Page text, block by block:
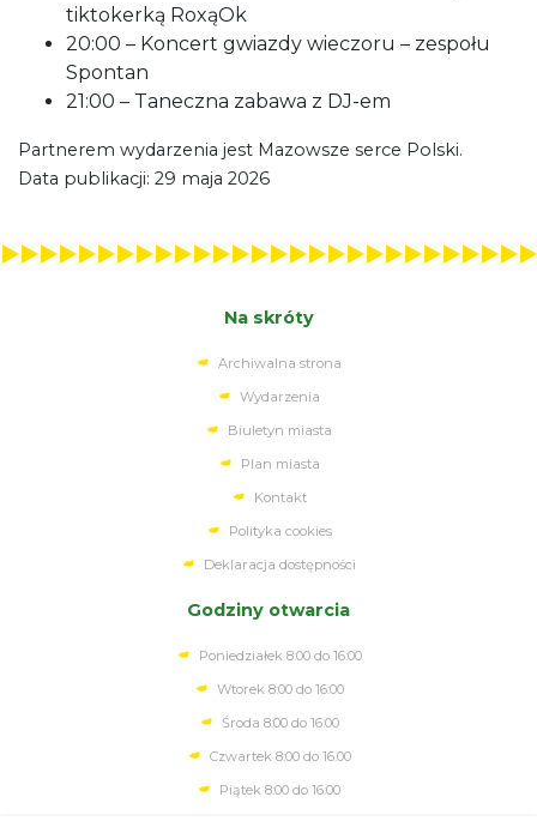
tiktokerką RoxąOk
20:00 – Koncert gwiazdy wieczoru – zespołu
Spontan
21:00 – Taneczna zabawa z DJ-em
Partnerem wydarzenia jest Mazowsze serce Polski.
Data publikacji: 29 maja 2026
Na skróty
Archiwalna strona
Wydarzenia
Biuletyn miasta
Plan miasta
Kontakt
Polityka cookies
Deklaracja dostępności
Godziny otwarcia
Poniedziałek 8:00 do 16:00
Wtorek 8:00 do 16:00
Środa 8:00 do 16:00
Czwartek 8:00 do 16.00
Piątek 8:00 do 16:00